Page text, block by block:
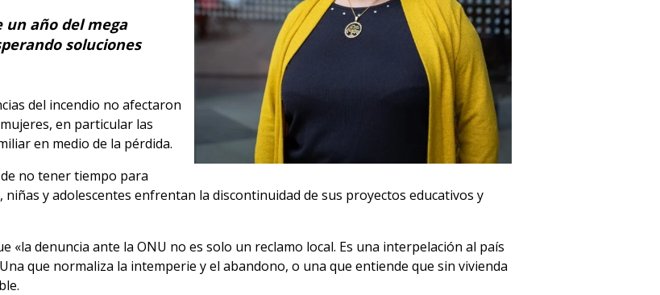
un año del mega
soluciones
del incendio no afectaron
en particular las
en medio de la pérdida.
no tener tiempo para
y adolescentes enfrentan la discontinuidad de sus proyectos educativos y
«la denuncia ante la ONU no es solo un reclamo local. Es una interpelación al país
que normaliza la intemperie y el abandono, o una que entiende que sin vivienda